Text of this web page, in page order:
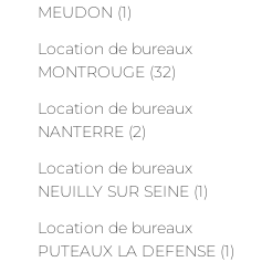
MEUDON (1)
Location de bureaux
MONTROUGE (32)
Location de bureaux
NANTERRE (2)
Location de bureaux
NEUILLY SUR SEINE (1)
Location de bureaux
PUTEAUX LA DEFENSE (1)